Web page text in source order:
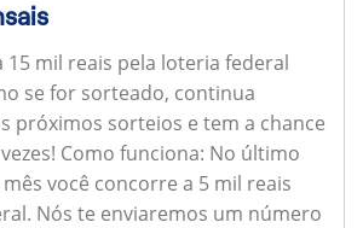
15 mil reais pela loteria federal
se for sorteado, continua
próximos sorteios e tem a chance
Como funciona: No último
você concorre a 5 mil reais
Nós te enviaremos um número